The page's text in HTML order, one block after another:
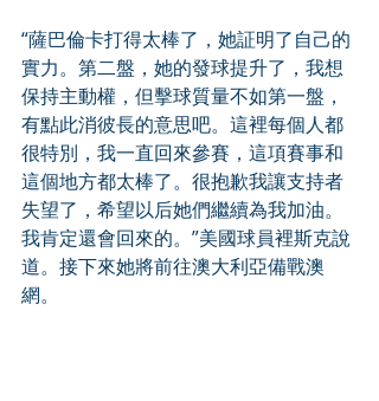
“薩巴倫卡打得太棒了，她証明了自己的
實力。第二盤，她的發球提升了，我想
保持主動權，但擊球質量不如第一盤，
有點此消彼長的意思吧。這裡每個人都
很特別，我一直回來參賽，這項賽事和
這個地方都太棒了。很抱歉我讓支持者
失望了，希望以后她們繼續為我加油。
我肯定還會回來的。”美國球員裡斯克說
道。接下來她將前往澳大利亞備戰澳
網。